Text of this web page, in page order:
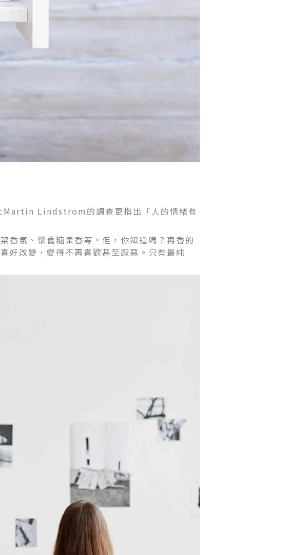
Martin Lindstrom的調查更指出「人的情緒有
香氛、懷舊糖果香等。但，你知道嗎？再香的
好改變，變得不再喜歡甚至厭惡。只有最純